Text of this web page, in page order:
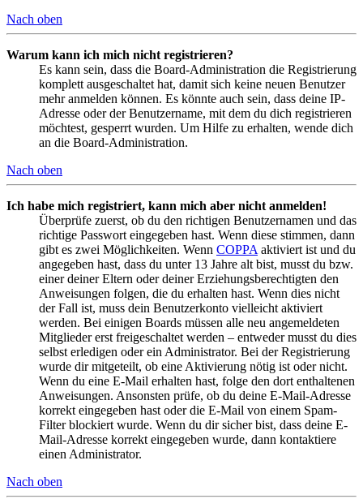
Nach oben
Warum kann ich mich nicht registrieren?
Es kann sein, dass die Board-Administration die Registrierung
komplett ausgeschaltet hat, damit sich keine neuen Benutzer
mehr anmelden können. Es könnte auch sein, dass deine IP-
Adresse oder der Benutzername, mit dem du dich registrieren
möchtest, gesperrt wurden. Um Hilfe zu erhalten, wende dich
an die Board-Administration.
Nach oben
Ich habe mich registriert, kann mich aber nicht anmelden!
Überprüfe zuerst, ob du den richtigen Benutzernamen und das
richtige Passwort eingegeben hast. Wenn diese stimmen, dann
gibt es zwei Möglichkeiten. Wenn COPPA aktiviert ist und du
angegeben hast, dass du unter 13 Jahre alt bist, musst du bzw.
einer deiner Eltern oder deiner Erziehungsberechtigten den
Anweisungen folgen, die du erhalten hast. Wenn dies nicht
der Fall ist, muss dein Benutzerkonto vielleicht aktiviert
werden. Bei einigen Boards müssen alle neu angemeldeten
Mitglieder erst freigeschaltet werden – entweder musst du dies
selbst erledigen oder ein Administrator. Bei der Registrierung
wurde dir mitgeteilt, ob eine Aktivierung nötig ist oder nicht.
Wenn du eine E-Mail erhalten hast, folge den dort enthaltenen
Anweisungen. Ansonsten prüfe, ob du deine E-Mail-Adresse
korrekt eingegeben hast oder die E-Mail von einem Spam-
Filter blockiert wurde. Wenn du dir sicher bist, dass deine E-
Mail-Adresse korrekt eingegeben wurde, dann kontaktiere
einen Administrator.
Nach oben